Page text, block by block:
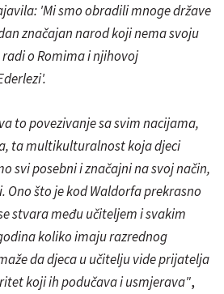
'Mi smo obradili mnoge države
značajan narod koji nema svoju
o Romima i njihovoj
to povezivanje sa svim nacijama,
ta multikulturalnost koja djeci
svi posebni i značajni na svoj način,
što je kod Waldorfa prekrasno
stvara među učiteljem i svakim
koliko imaju razrednog
da djeca u učitelju vide prijatelja
koji ih podučava i usmjerava",